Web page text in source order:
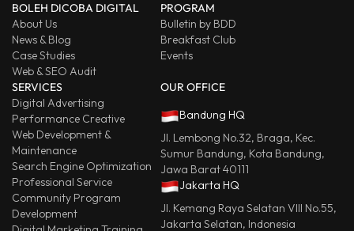
BOLEH DICOBA DIGITAL
About Us
News & Blog
Case Studies
Web & SEO Audit
PROGRAM
Bulletin by BDD
Breakfast Club
Events
SERVICES
Digital Advertising
Performance Creative
Web Development &
Maintenance
Search Engine Optimization
Professional Service
Community Program
Development
OUR OFFICE
Bandung HQ
Jl. Lembong No.32, Braga, Kec.
Sumur Bandung, Kota Bandung,
Jawa Barat 40111
Jakarta HQ
Jl. Kemang Raya Selatan VIII No.55,
Jakarta Selatan, Indonesia